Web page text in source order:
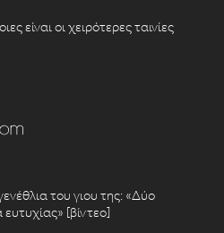
είναι οι χειρότερες ταινίες
του γιου της: «Δύο
[βίντεο]